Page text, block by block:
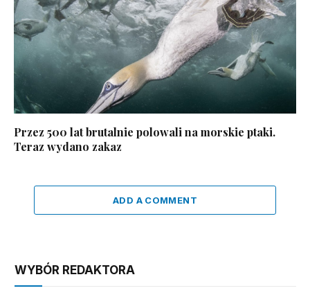
Przez 500 lat brutalnie polowali na morskie ptaki.
Teraz wydano zakaz
ADD A COMMENT
WYBÓR REDAKTORA